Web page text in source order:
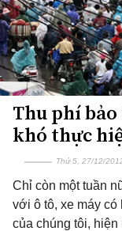
Thu phí
khó thực
Thứ 5, 27/12/
Chỉ còn một tuần
với ô tô, xe máy
của chúng tôi,